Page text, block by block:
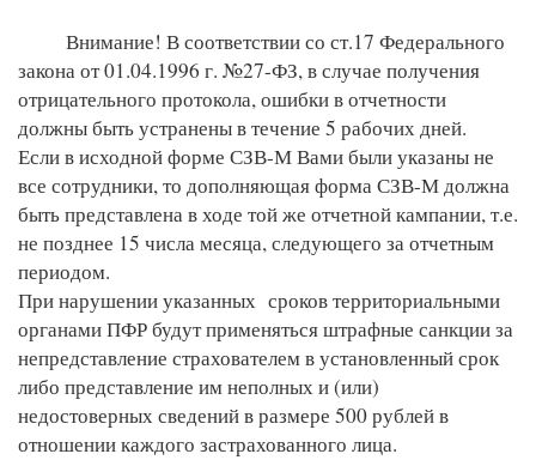
Внимание! В соответствии со ст.17 Федерального
закона от 01.04.1996 г. №27-ФЗ, в случае получения
отрицательного протокола, ошибки в отчетности
должны быть устранены в течение 5 рабочих дней.
Если в исходной форме СЗВ-М Вами были указаны не
все сотрудники, то дополняющая форма СЗВ-М должна
быть представлена в ходе той же отчетной кампании, т.е.
не позднее 15 числа месяца, следующего за отчетным
периодом.
При нарушении указанных сроков территориальными
органами ПФР будут применяться штрафные санкции за
непредставление страхователем в установленный срок
либо представление им неполных и (или)
недостоверных сведений в размере 500 рублей в
отношении каждого застрахованного лица.